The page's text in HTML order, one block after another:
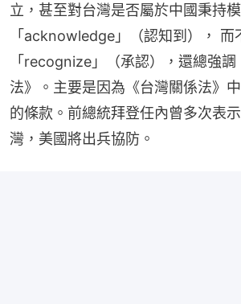
立，甚至對台灣是否屬於中國秉持
「acknowledge」（認知到）， 而
「recognize」（承認），還總強調
法》。主要是因為《台灣關係法》
的條款。前總統拜登任內曾多次表
灣，美國將出兵協防。